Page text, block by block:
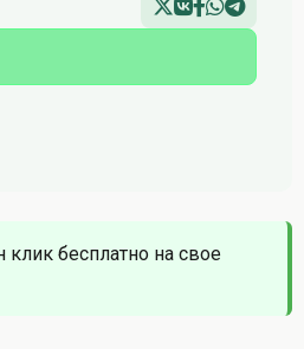
клик бесплатно на свое